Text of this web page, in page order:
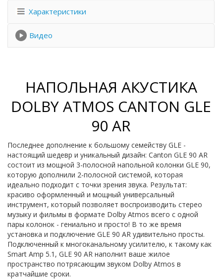
Характеристики
Видео
НАПОЛЬНАЯ АКУСТИКА
DOLBY ATMOS CANTON GLE
90 AR
Последнее дополнение к большому семейству GLE -
настоящий шедевр и уникальный дизайн: Canton GLE 90 AR
состоит из мощной 3-полосной напольной колонки GLE 90,
которую дополнили 2-полосной системой, которая
идеально подходит с точки зрения звука. Результат:
красиво оформленный и мощный универсальный
инструмент, который позволяет воспроизводить стерео
музыку и фильмы в формате Dolby Atmos всего с одной
пары колонок - гениально и просто! В то же время
установка и подключение GLE 90 AR удивительно просты.
Подключенный к многоканальному усилителю, к такому как
Smart Amp 5.1, GLE 90 AR наполнит ваше жилое
пространство потрясающим звуком Dolby Atmos в
кратчайшие сроки.